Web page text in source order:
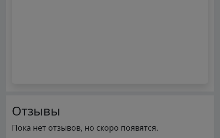
Отзывы
Пока нет отзывов, но скоро появятся.